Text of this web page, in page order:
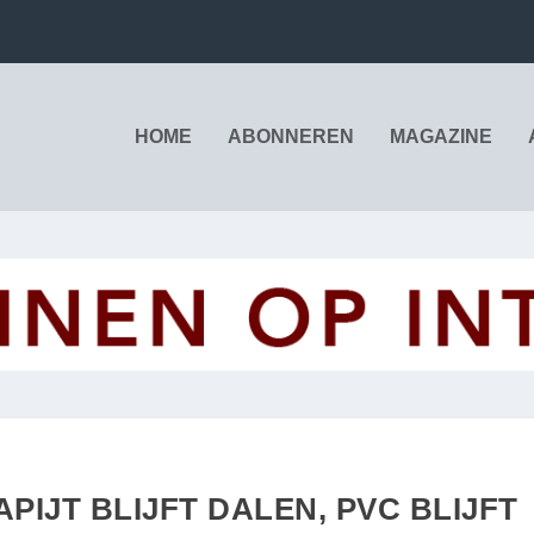
HOME ABONNEREN MAGAZINE
BLIJFT DALEN, PVC BLIJFT